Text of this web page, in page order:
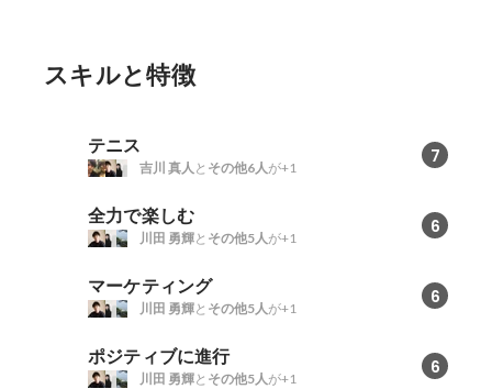
スキルと特徴
テニス 7
吉川 真人 と その他6人が+1
全力で楽しむ 6
川田 勇輝と その他5人が+1
マーケティング 6
川田 勇輝と その他5人が+1
ポジティブに進行 6
川田 勇輝と その他5人が+1